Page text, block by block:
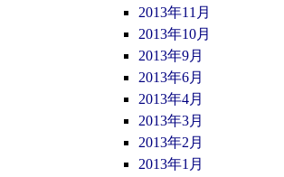
2013年11月
2013年10月
2013年9月
2013年6月
2013年4月
2013年3月
2013年2月
2013年1月